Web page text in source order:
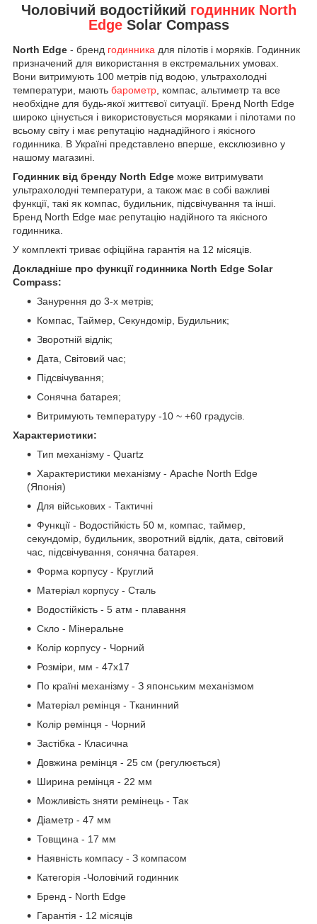
Чоловічий водостійкий годинник North
EdgeSolar Compass
North Edge - бренд годинника для пілотів і моряків. Годинник
призначений для використання в екстремальних умовах.
Вони витримують 100 метрів під водою, ультрахолодні
температури, мають барометр, компас, альтиметр та все
необхідне для будь-якої життєвої ситуації. Бренд North Edge
широко цінується і використовується моряками і пілотами по
всьому світу і має репутацію наднадійного і якісного
годинника. В Україні представлено вперше, ексклюзивно у
нашому магазині.
Годинник від бренду North Edge може витримувати
ультрахолодні температури, а також має в собі важливі
функції, такі як компас, будильник, підсвічування та інші.
Бренд North Edge має репутацію надійного та якісного
годинника.
У комплекті триває офіційна гарантія на 12 місяців.
Докладніше про функції годинника North Edge Solar
Compass:
Занурення до 3-х метрів;
Компас, Таймер, Секундомір, Будильник;
Зворотній відлік;
Дата, Світовий час;
Підсвічування;
Сонячна батарея;
Витримують температуру -10 ~ +60 градусів.
Характеристики:
Тип механізму - Quartz
Характеристики механізму - Apache North Edge
(Японія)
Для військових - Тактичні
Функції - Водостійкість 50 м, компас, таймер,
секундомір, будильник, зворотний відлік, дата, світовий
час, підсвічування, сонячна батарея.
Форма корпусу - Круглий
Матеріал корпусу - Сталь
Водостійкість - 5 атм - плавання
Скло - Мінеральне
Колір корпусу - Чорний
Розміри, мм - 47x17
По країні механізму - З японським механізмом
Матеріал ремінця - Тканинний
Колір ремінця - Чорний
Застібка - Класична
Довжина ремінця - 25 см (регулюється)
Ширина ремінця - 22 мм
Можливість зняти ремінець - Так
Діаметр - 47 мм
Товщина - 17 мм
Наявність компасу - З компасом
Категорія -Чоловічий годинник
Бренд - North Edge
Гарантія - 12 місяців